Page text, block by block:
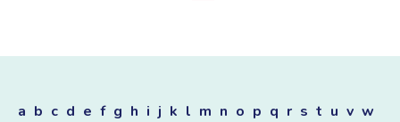
a b c d e f g h i j k l m n o p q r s t u v w